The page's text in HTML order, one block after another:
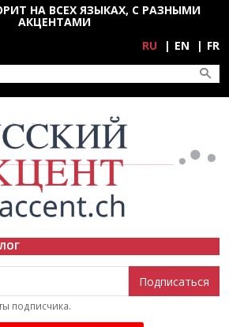
содержанию
НА ВСЕХ ЯЗЫКАХ, С РАЗНЫМИ
АКЦЕНТАМИ
RU EN FR
подписчика.